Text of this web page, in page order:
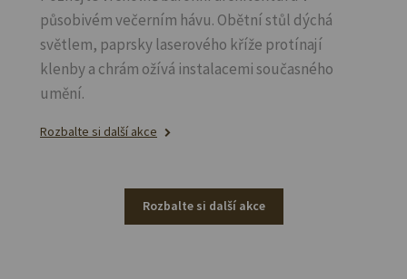
působivém večerním hávu. Obětní stůl dýchá
světlem, paprsky laserového kříže protínají
klenby a chrám ožívá instalacemi současného
umění.
Rozbalte si další akce
Rozbalte si další akce